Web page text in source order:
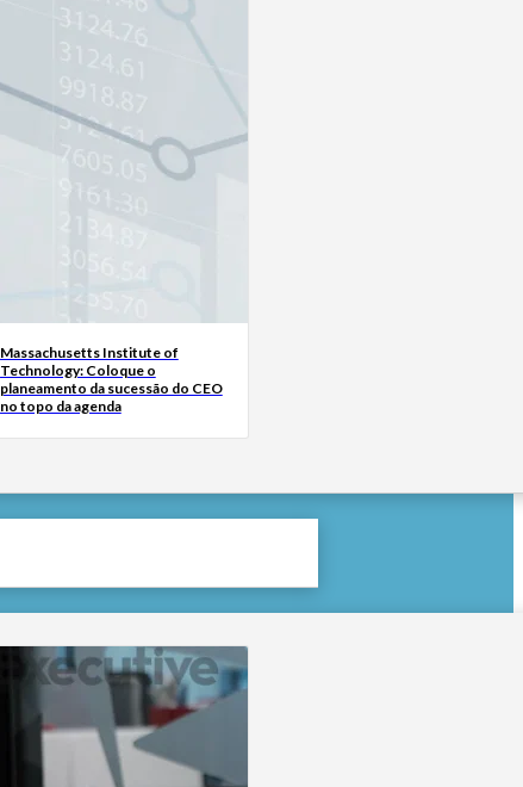
Massachusetts Institute of
Technology: Coloque o
planeamento da sucessão do CEO
no topo da agenda